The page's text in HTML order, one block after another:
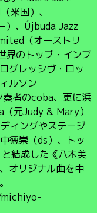
米国）、
）、Újbuda Jazz
（オーストリ
界のトップ・インプ
グレッシヴ・ロッ
ルソン
者のcoba、更に浜
元Judy & Mary）
ィングやステージ
徳崇（ds）、トッ
結成した《八木美
オリジナル曲を中